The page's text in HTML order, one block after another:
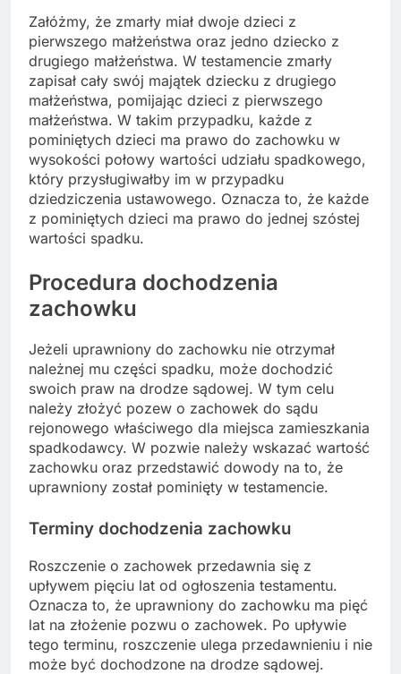
Załóżmy, że zmarły miał dwoje dzieci z
pierwszego małżeństwa oraz jedno dziecko z
drugiego małżeństwa. W testamencie zmarły
zapisał cały swój majątek dziecku z drugiego
małżeństwa, pomijając dzieci z pierwszego
małżeństwa. W takim przypadku, każde z
pominiętych dzieci ma prawo do zachowku w
wysokości połowy wartości udziału spadkowego,
który przysługiwałby im w przypadku
dziedziczenia ustawowego. Oznacza to, że każde
z pominiętych dzieci ma prawo do jednej szóstej
wartości spadku.
Procedura dochodzenia
zachowku
Jeżeli uprawniony do zachowku nie otrzymał
należnej mu części spadku, może dochodzić
swoich praw na drodze sądowej. W tym celu
należy złożyć pozew o zachowek do sądu
rejonowego właściwego dla miejsca zamieszkania
spadkodawcy. W pozwie należy wskazać wartość
zachowku oraz przedstawić dowody na to, że
uprawniony został pominięty w testamencie.
Terminy dochodzenia zachowku
Roszczenie o zachowek przedawnia się z
upływem pięciu lat od ogłoszenia testamentu.
Oznacza to, że uprawniony do zachowku ma pięć
lat na złożenie pozwu o zachowek. Po upływie
tego terminu, roszczenie ulega przedawnieniu i nie
może być dochodzone na drodze sądowej.